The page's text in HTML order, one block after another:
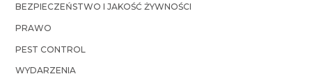
BEZPIECZEŃSTWO I JAKOŚĆ ŻYWNOŚCI
PRAWO
PEST CONTROL
WYDARZENIA